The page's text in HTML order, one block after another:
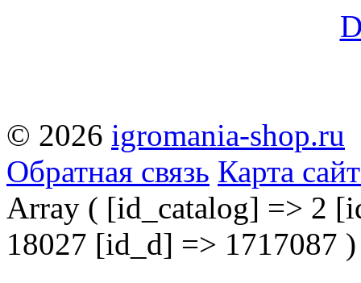
© 2026 igromania-shop.ru
Обратная связь Карта
Array ( [id_catalog] => 2
18027 [id_d] => 1717087 )